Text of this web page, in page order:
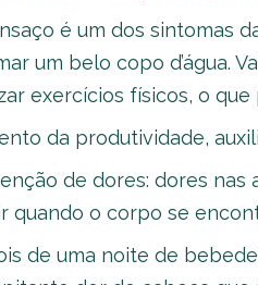
é um dos sintomas
um belo copo d’água.
exercícios físicos, o
da produtividade,
de dores: dores
quando o corpo se
de uma noite de